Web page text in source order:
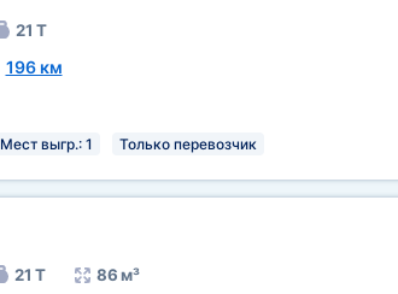
21 Т
196 км
Мест выгр.: 1 Только перевозчик
21 Т 86 м³